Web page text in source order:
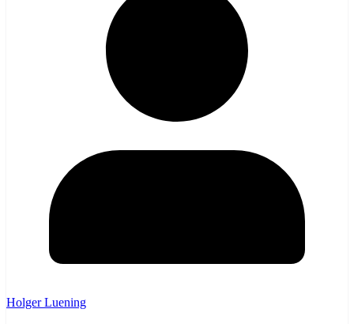
Holger Luening